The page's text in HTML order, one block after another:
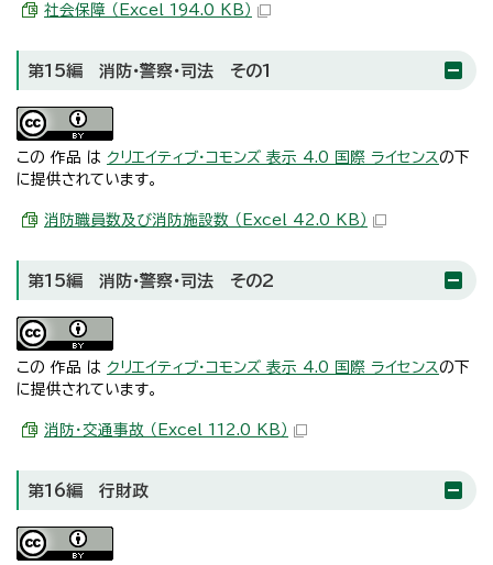
社会保障 （Excel 194.0 KB）
第15編 消防・警察・司法 その1
この 作品 は クリエイティブ・コモンズ 表示 4.0 国際 ライセンス の下
に提供されています。
消防職員数及び消防施設数 （Excel 42.0 KB）
第15編 消防・警察・司法 その2
この 作品 は クリエイティブ・コモンズ 表示 4.0 国際 ライセンス の下
に提供されています。
消防・交通事故 （Excel 112.0 KB）
第16編 行財政